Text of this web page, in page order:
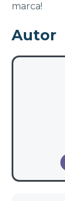
marca!
Autor